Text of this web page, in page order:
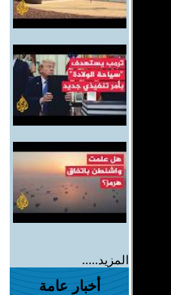
المزيد.....
أخبار عامة